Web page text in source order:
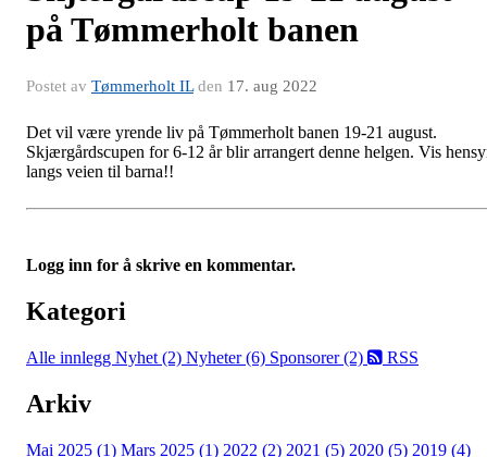
på Tømmerholt banen
Postet av Tømmerholt ILden 17. aug 2022
Det vil være yrende liv på Tømmerholt banen 19-21 august.
Skjærgårdscupen for 6-12 år blir arrangert denne helgen. Vis
langs veien til barna!!
Logg inn for å skrive en kommentar.
Kategori
Alle innlegg Nyhet (2) Nyheter (6) Sponsorer (2) RSS
Arkiv
Mai 2025 (1) Mars 2025 (1) 2022 (2) 2021 (5) 2020 (5) 2019 (4)